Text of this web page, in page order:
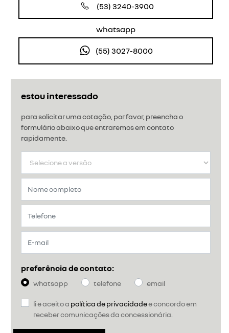
estou interessado
para solicitar uma cotação, por favor, preencha o
formulário abaixo que entraremos em contato
rapidamente.
preferência de contato:
whatsapp telefone email
li e aceito a política de privacidadee concordo em
receber comunicações da concessionária.
(53) 3240-3900
whatsapp
(55) 3027-8000